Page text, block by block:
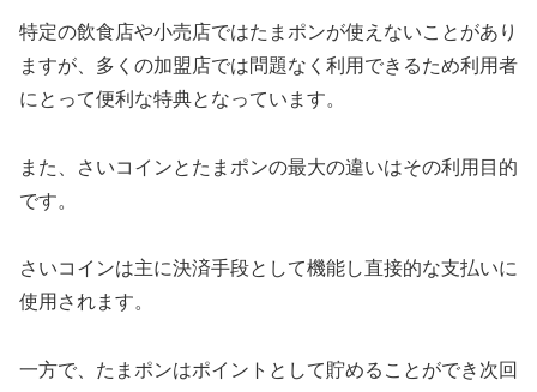
特定の飲食店や小売店ではたまポンが使えないことがあり
ますが、多くの加盟店では問題なく利用できるため利用者
にとって便利な特典となっています。
また、さいコインとたまポンの最大の違いはその利用目的
です。
さいコインは主に決済手段として機能し直接的な支払いに
使用されます。
一方で、たまポンはポイントとして貯めることができ次回